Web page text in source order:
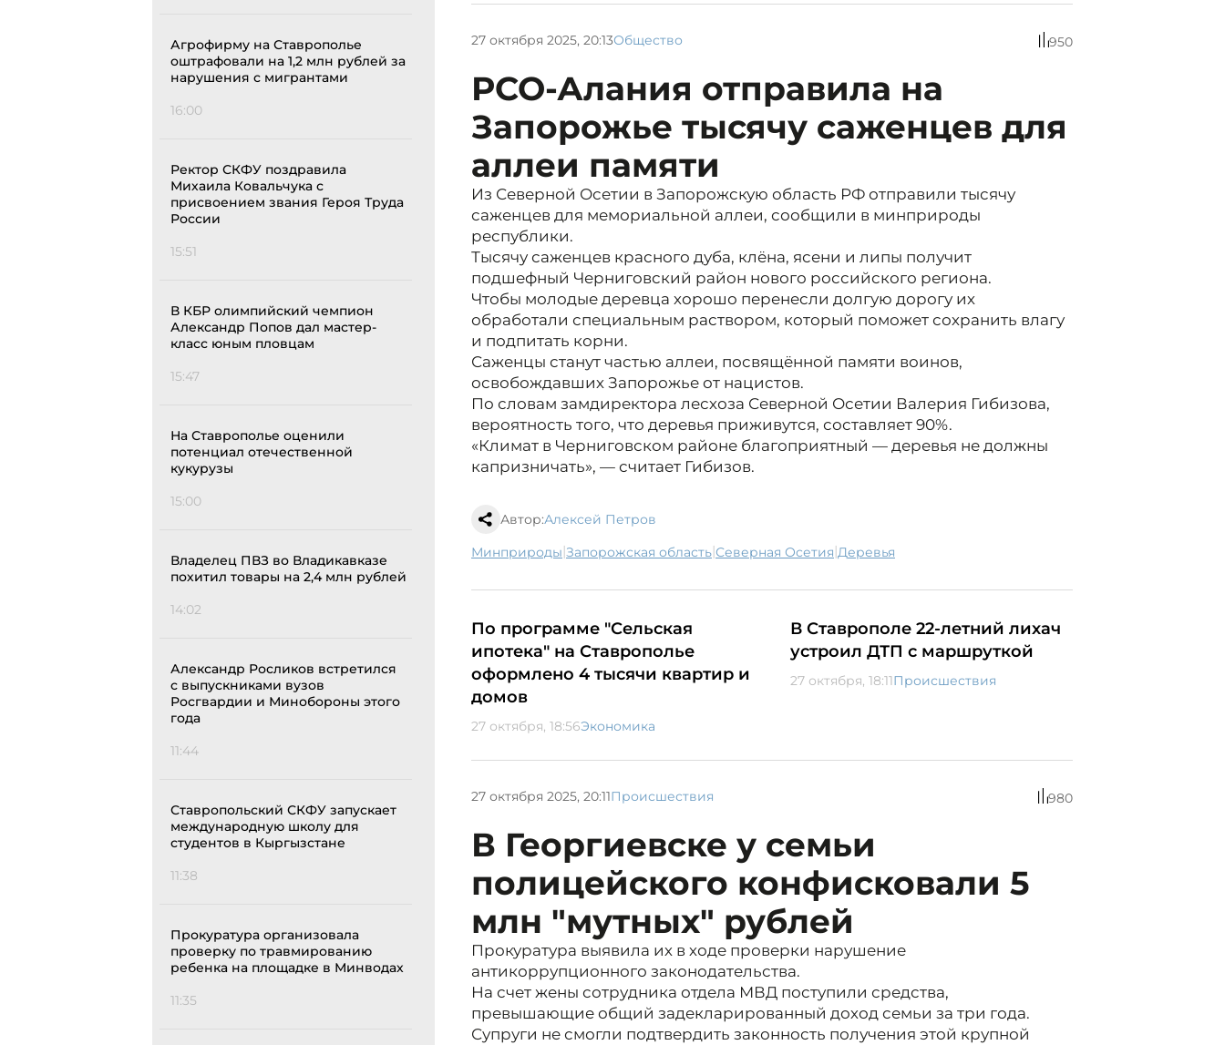
Агрофирму на Ставрополье
оштрафовали на 1,2 млн рублей за
нарушения с мигрантами
16:00
Ректор СКФУ поздравила
Михаила Ковальчука с
присвоением звания Героя Труда
России
15:51
В КБР олимпийский чемпион
Александр Попов дал мастер-
класс юным пловцам
15:47
На Ставрополье оценили
потенциал отечественной
кукурузы
15:00
Владелец ПВЗ во Владикавказе
похитил товары на 2,4 млн рублей
14:02
Александр Росликов встретился
с выпускниками вузов
Росгвардии и Минобороны этого
года
11:44
Ставропольский СКФУ запускает
международную школу для
студентов в Кыргызстане
11:38
Прокуратура организовала
проверку по травмированию
ребенка на площадке в Минводах
11:35
27 октября 2025, 20:13Общество 950
РСО-Алания отправила на
Запорожье тысячу саженцев для
аллеи памяти
Из Северной Осетии в Запорожскую область РФ отправили тысячу
саженцев для мемориальной аллеи, сообщили в минприроды
республики.
Тысячу саженцев красного дуба, клёна, ясени и липы получит
подшефный Черниговский район нового российского региона.
Чтобы молодые деревца хорошо перенесли долгую дорогу их
обработали специальным раствором, который поможет сохранить влагу
и подпитать корни.
Саженцы станут частью аллеи, посвящённой памяти воинов,
освобождавших Запорожье от нацистов.
По словам замдиректора лесхоза Северной Осетии Валерия Гибизова,
вероятность того, что деревья приживутся, составляет 90%.
«Климат в Черниговском районе благоприятный — деревья не должны
капризничать», — считает Гибизов.
Автор:Алексей Петров
минприроды| Запорожская область| Северная Осетия| деревья
По программе "Сельская
ипотека" на Ставрополье
оформлено 4 тысячи квартир и
домов
27 октября, 18:56Экономика
В Ставрополе 22-летний лихач
устроил ДТП с маршруткой
27 октября, 18:11Происшествия
27 октября 2025, 20:11Происшествия 980
В Георгиевске у семьи
полицейского конфисковали 5
млн "мутных" рублей
Прокуратура выявила их в ходе проверки нарушение
антикоррупционного законодательства.
На счет жены сотрудника отдела МВД поступили средства,
превышающие общий задекларированный доход семьи за три года.
Супруги не смогли подтвердить законность получения этой крупной